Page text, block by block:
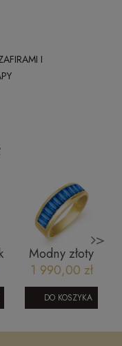
I
Modny złoty
pierścionek
0604202315
1 990,00 zł
DO KOSZYKA
>